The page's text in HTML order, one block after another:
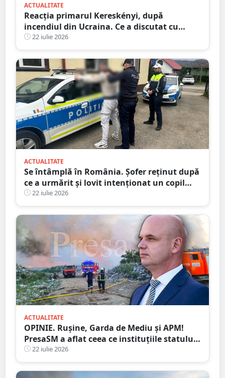
ACTUALITATE
Reacția primarul Kereskényi, după
incendiul din Ucraina. Ce a discutat cu
omologul din Beregovo
22 iulie 2026
ACTUALITATE
Se întâmplă în România. Șofer reținut după
ce a urmărit și lovit intenționat un copil
aflat pe trotinetă
22 iulie 2026
ACTUALITATE
OPINIE. Rușine, Garda de Mediu și APM!
PresaSM a aflat ceea ce instituțiile statului
nu au fost în stare să descopere. Dacă asta
înseamnă protecția mediului, atunci să
plece acasă!
22 iulie 2026